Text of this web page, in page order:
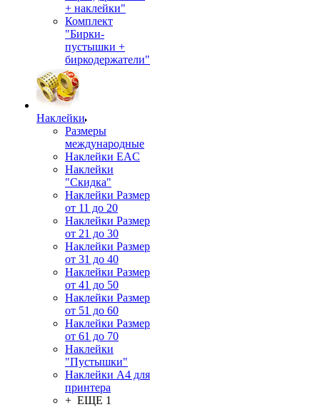
+ наклейки"
Комплект
"Бирки-
пустышки +
биркодержатели"
Наклейки
Размеры
международные
Наклейки EAC
Наклейки
"Скидка"
Наклейки Размер
от 11 до 20
Наклейки Размер
от 21 до 30
Наклейки Размер
от 31 до 40
Наклейки Размер
от 41 до 50
Наклейки Размер
от 51 до 60
Наклейки Размер
от 61 до 70
Наклейки
"Пустышки"
Наклейки А4 для
принтера
+ ЕЩЕ 1